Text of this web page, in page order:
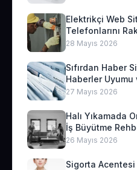
Elektrikçi Web
Telefonlarını
28 Mayıs 2026
Sıfırdan Haber
Haberler Uyumu
27 Mayıs 2026
Halı Yıkamada
İş Büyütme
26 Mayıs 2026
Sigorta